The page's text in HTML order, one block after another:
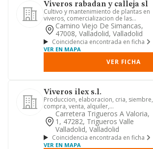
Viveros rabadan y calleja sl
Cultivo y mantenimiento de plantas en
viveros, comercializacion de las
mismas, asi como semillas, a...
Camino Viejo De Simancas,
47008, Valladolid, Valladolid
Coincidencia encontrada en ficha
VER EN MAPA
VER FICHA
Viveros ilex s.l.
Produccion, elaboracion, cria, siembre,
compra, venta, alquiler,
comercializacion, distribucion etc...
Carretera Trigueros A Valoria,
1, 47282, Trigueros Valle
Valladolid, Valladolid
Coincidencia encontrada en ficha
VER EN MAPA